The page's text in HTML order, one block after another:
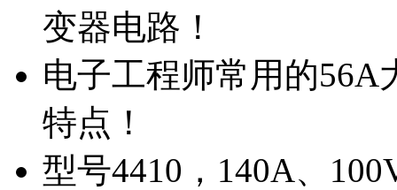
变器电路！
电子工程师常用的56A
特点！
型号4410，140A、